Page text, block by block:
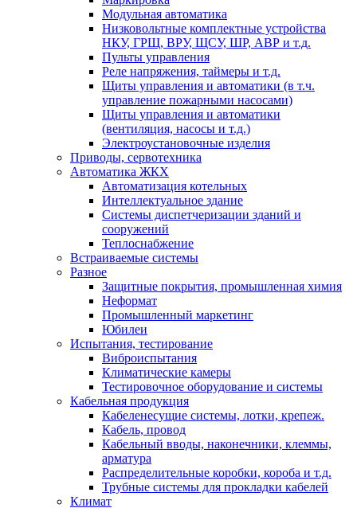
Модульная автоматика
Низковольтные комплектные устройства
НКУ, ГРЩ, ВРУ, ЩСУ, ШР, АВР и т.д.
Пульты управления
Реле напряжения, таймеры и т.д.
Щиты управления и автоматики (в т.ч.
управление пожарными насосами)
Щиты управления и автоматики
(вентиляция, насосы и т.д.)
Электроустановочные изделия
Приводы, сервотехника
Автоматика ЖКХ
Автоматизация котельных
Интеллектуальное здание
Системы диспетчеризации зданий и
сооружений
Теплоснабжение
Встраиваемые системы
Разное
Защитные покрытия, промышленная химия
Неформат
Промышленный маркетинг
Юбилеи
Испытания, тестирование
Виброиспытания
Климатические камеры
Тестировочное оборудование и системы
Кабельная продукция
Кабеленесущие системы, лотки, крепеж.
Кабель, провод
Кабельный вводы, наконечники, клеммы,
арматура
Распределительные коробки, короба и т.д.
Трубные системы для прокладки кабелей
Климат